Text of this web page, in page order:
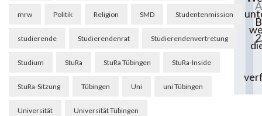
mrw Politik Religion SMD Studentenmission
studierende Studierendenrat Studierendenvertretung
Studium StuRa StuRa Tübingen StuRa-Inside
StuRa-Sitzung Tübingen Uni uni Tübingen
Universität Universität Tübingen